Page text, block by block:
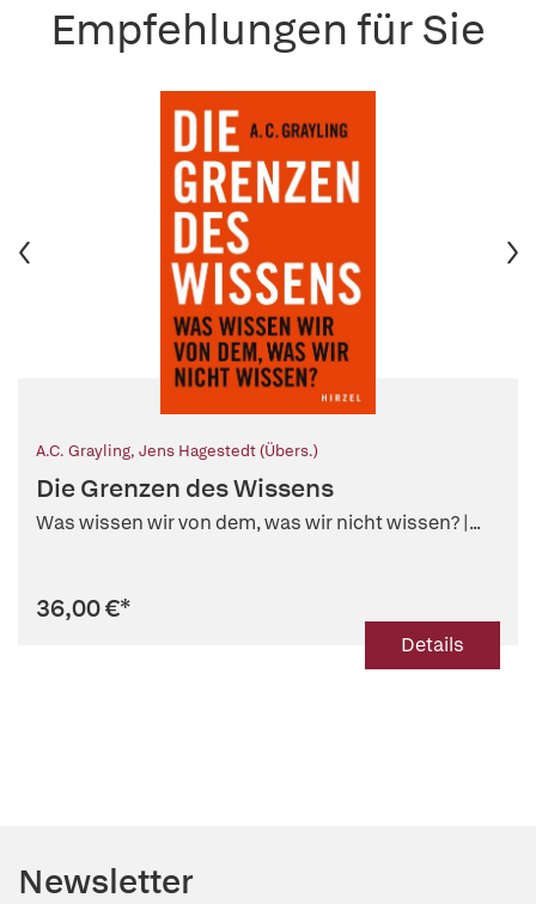
Empfehlungen für Sie
A.C. Grayling, Jens Hagestedt (Übers.)
Die Grenzen des Wissens
Was wissen wir von dem, was wir nicht wissen? |...
36,00 €*
Details
Newsletter